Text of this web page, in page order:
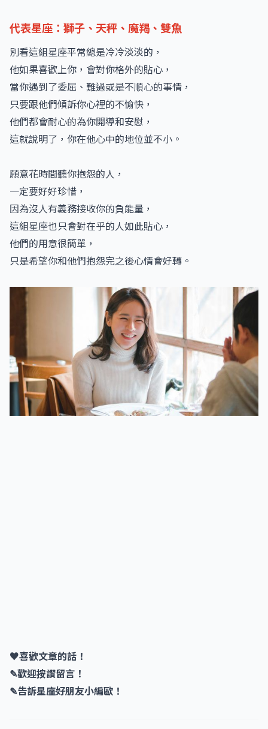
代表星座：獅子、天秤、魔羯、雙魚
別看這組星座平常總是冷冷淡淡的，
他如果喜歡上你，會對你格外的貼心，
當你遇到了委屈、難過或是不順心的事情，
只要跟他們傾訴你心裡的不愉快，
他們都會耐心的為你開導和安慰，
這就說明了，你在他心中的地位並不小。
願意花時間聽你抱怨的人，
一定要好好珍惜，
因為沒人有義務接收你的負能量，
這組星座也只會對在乎的人如此貼心，
他們的用意很簡單，
只是希望你和他們抱怨完之後心情會好轉。
♥喜歡文章的話！
✎歡迎按讚留言！
✎告訴星座好朋友小編歐！